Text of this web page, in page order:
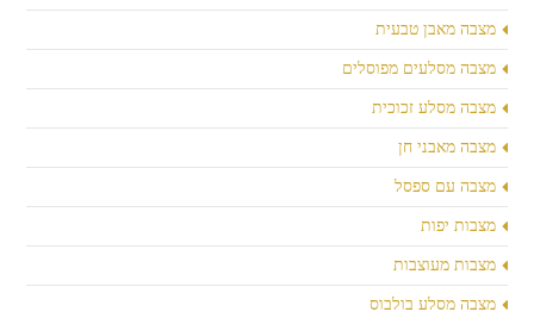
מצבה מאבן טבעית
מצבה מסלעים מפוסלים
מצבה מסלע זכוכית
מצבה מאבני חן
מצבה עם ספסל
מצבות יפות
מצבות מעוצבות
מצבה מסלע בולבוס